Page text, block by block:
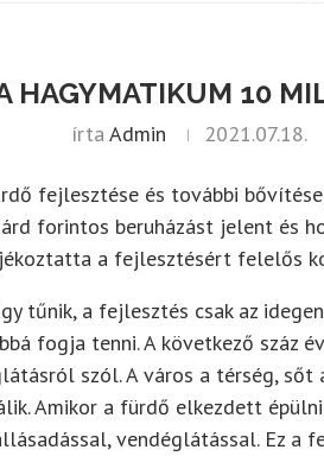
HAGYMATIKUM 10
írtaAdmin 2021.07.18.
fejlesztése és további
forintos beruházást jelent és
a fejlesztésért felelős
tűnik, a fejlesztés csak az
fogja tenni. A következő száz
szól. A város a térség, sőt
Amikor a fürdő elkezdett
vendéglátással. Ez a